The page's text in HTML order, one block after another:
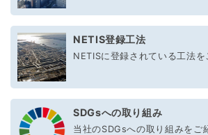
NETIS登録工法
NETISに登録されている工法を
SDGsへの取り組み
当社のSDGsへの取り組みをご